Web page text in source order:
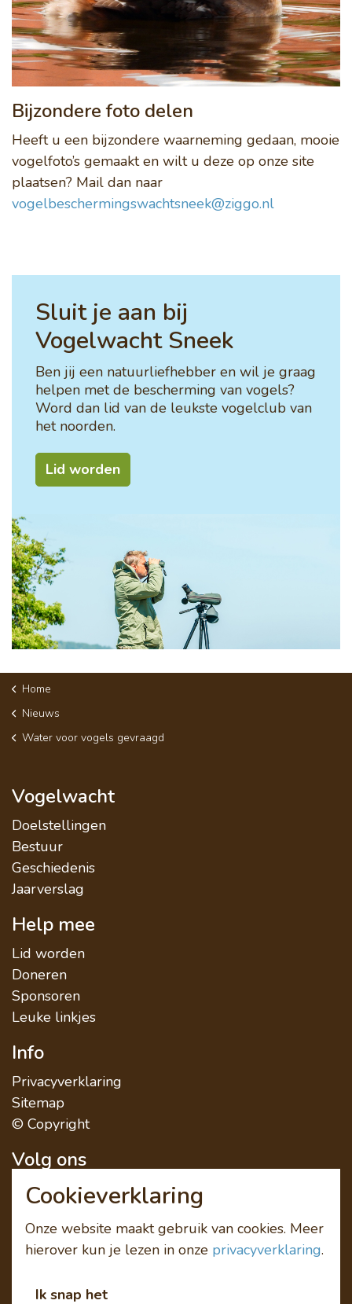
Bijzondere foto delen
Heeft u een bijzondere waarneming gedaan, mooie
vogelfoto’s gemaakt en wilt u deze op onze site
plaatsen? Mail dan naar
vogelbeschermingswachtsneek@ziggo.nl
Sluit je aan bij
Vogelwacht Sneek
Ben jij een natuurliefhebber en wil je graag
helpen met de bescherming van vogels?
Word dan lid van de leukste vogelclub van
het noorden.
Lid worden
Home
Nieuws
Water voor vogels gevraagd
Vogelwacht
Doelstellingen
Bestuur
Geschiedenis
Jaarverslag
Help mee
Lid worden
Doneren
Sponsoren
Leuke linkjes
Info
Privacyverklaring
Sitemap
© Copyright
Volg ons
Cookieverklaring
Onze website maakt gebruik van cookies. Meer
hierover kun je lezen in onze privacyverklaring.
Ik snap het